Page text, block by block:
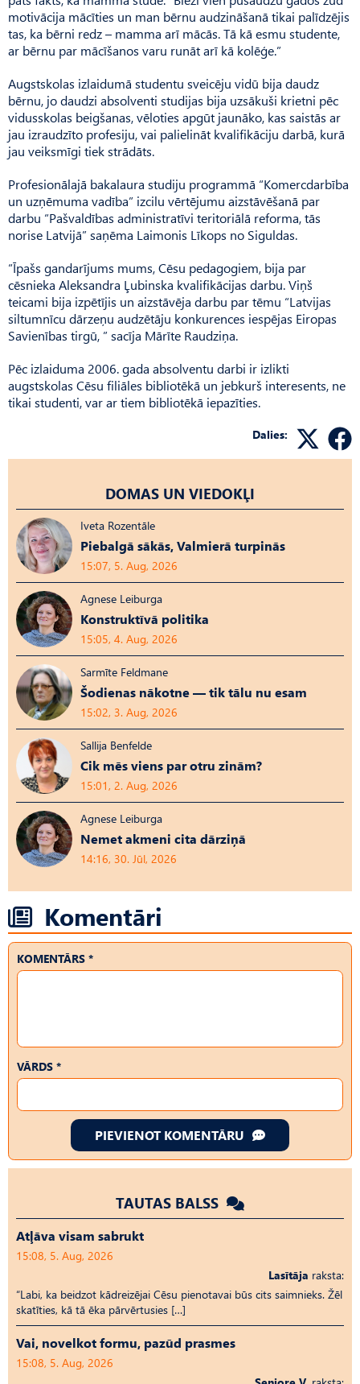
motivācija mācīties un man bērnu audzināšanā tikai palīdzējis
tas, ka bērni redz – mamma arī mācās. Tā kā esmu studente,
ar bērnu par mācīšanos varu runāt arī kā kolēģe.”
Augstskolas izlaidumā studentu sveicēju vidū bija daudz
bērnu, jo daudzi absolventi studijas bija uzsākuši krietni pēc
vidusskolas beigšanas, vēloties apgūt jaunāko, kas saistās ar
jau izraudzīto profesiju, vai palielināt kvalifikāciju darbā, kurā
jau veiksmīgi tiek strādāts.
Profesionālajā bakalaura studiju programmā “Komercdarbība
un uzņēmuma vadība” izcilu vērtējumu aizstāvēšanā par
darbu “Pašvaldības administratīvi teritoriālā reforma, tās
norise Latvijā” saņēma Laimonis Līkops no Siguldas.
“Īpašs gandarījums mums, Cēsu pedagogiem, bija par
cēsnieka Aleksandra Ļubinska kvalifikācijas darbu. Viņš
teicami bija izpētījis un aizstāvēja darbu par tēmu “Latvijas
siltumnīcu dārzeņu audzētāju konkurences iespējas Eiropas
Savienības tirgū, ” sacīja Mārīte Raudziņa.
Pēc izlaiduma 2006. gada absolventu darbi ir izlikti
augstskolas Cēsu filiāles bibliotēkā un jebkurš interesents, ne
tikai studenti, var ar tiem bibliotēkā iepazīties.
Dalies:
DOMAS UN VIEDOKĻI
Iveta Rozentāle
Piebalgā sākās, Valmierā turpinās
15:07, 5. Aug, 2026
Agnese Leiburga
Konstruktīvā politika
15:05, 4. Aug, 2026
Sarmīte Feldmane
Šodienas nākotne — tik tālu nu esam
15:02, 3. Aug, 2026
Sallija Benfelde
Cik mēs viens par otru zinām?
15:01, 2. Aug, 2026
Agnese Leiburga
Nemet akmeni cita dārziņā
14:16, 30. Jūl, 2026
Komentāri
KOMENTĀRS *
VĀRDS *
PIEVIENOT KOMENTĀRU
TAUTAS BALSS
Atļāva visam sabrukt
15:08, 5. Aug, 2026
Lasītāja raksta:
“Labi, ka beidzot kādreizējai Cēsu pienotavai būs cits saimnieks. Žēl
skatīties, kā tā ēka pārvērtusies […]
Vai, novelkot formu, pazūd prasmes
15:08, 5. Aug, 2026